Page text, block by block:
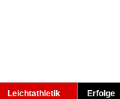
Leichtathletik Erfolge